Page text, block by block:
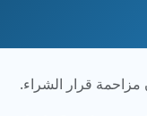
مزاحمة قرار الشراء.